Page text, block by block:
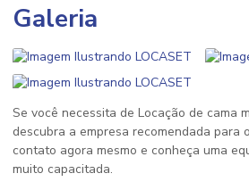
Galeria
Se você necessita de Locação de cama
descubra a empresa recomendada para
contato agora mesmo e conheça uma
muito capacitada.